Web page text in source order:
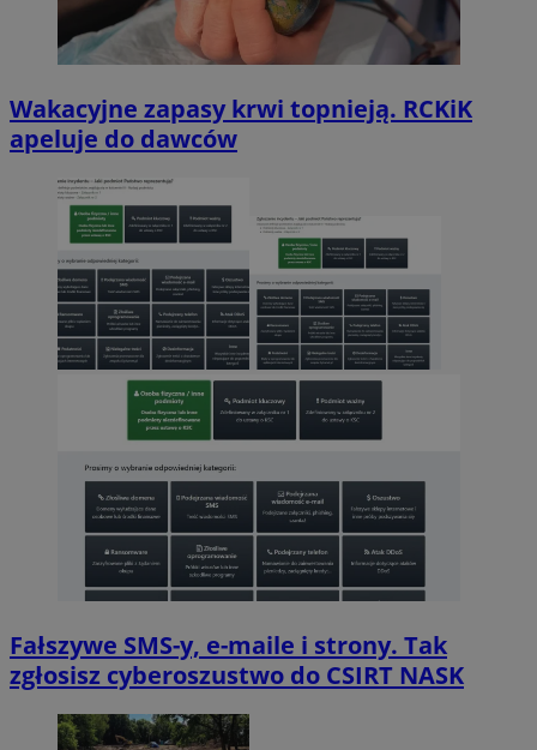
Wakacyjne zapasy krwi topnieją. RCKiK
apeluje do dawców
Fałszywe SMS-y, e-maile i strony. Tak
zgłosisz cyberoszustwo do CSIRT NASK